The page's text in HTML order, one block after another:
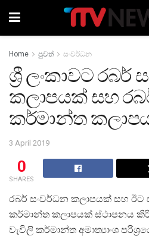
Home පුවත් සංවර්ධන
ශ්‍රී ලංකාවට රබර්
කලාපයක් සහ
කර්මාන්ත
3 April 2019
0
SHARES
රබර් සංවර්ධන කලාපයක් සහ ඊට
කර්මාන්ත කලාපයක් ස්ථාපනය
වැවිලි කර්මාන්ත අමාත්‍යාංශ